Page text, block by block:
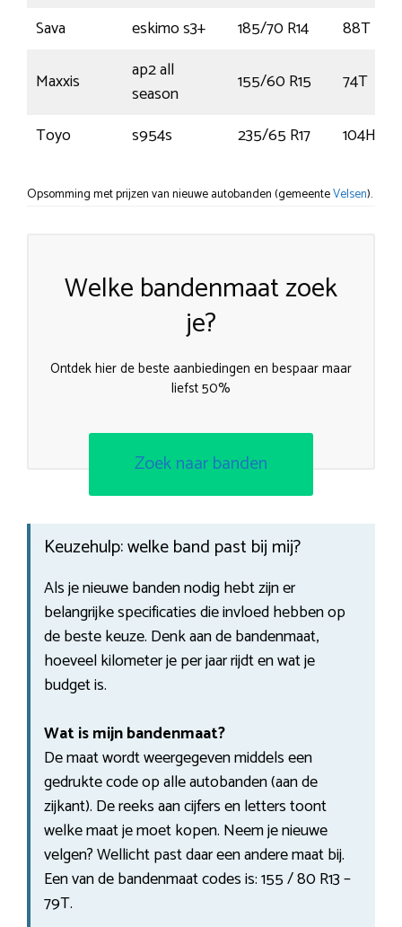
Sava
eskimo s3+ 185/70 R14
88T
Maxxis
ap2 all
season
155/60 R15
74T
Toyo
s954s 235/65 R17 104H
Opsomming met prijzen van nieuwe autobanden (gemeenteVelsen).
Welke bandenmaat zoek
je?
Ontdek hier de beste aanbiedingen en bespaar maar
liefst 50%
Zoek naar banden
Keuzehulp: welke band past bij mij?
Als je nieuwe banden nodig hebt zijn er
belangrijke specificaties die invloed hebben op
de beste keuze. Denk aan de bandenmaat,
hoeveel kilometer je per jaar rijdt en wat je
budget is.
Wat is mijn bandenmaat?
De maat wordt weergegeven middels een
gedrukte code op alle autobanden (aan de
zijkant). De reeks aan cijfers en letters toont
welke maat je moet kopen. Neem je nieuwe
velgen? Wellicht past daar een andere maat bij.
Een van de bandenmaat codes is: 155 / 80 R13 –
79T.